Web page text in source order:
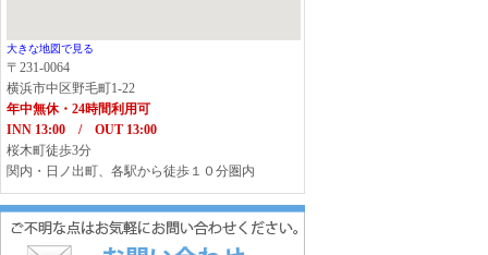
大きな地図で見る
〒231-0064
横浜市中区野毛町1-22
年中無休・24時間利用可
INN 13:00 / OUT 13:00
桜木町徒歩3分
関内・日ノ出町、各駅から徒歩１０分圏内